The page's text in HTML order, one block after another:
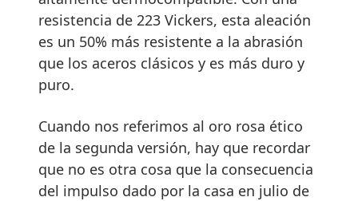
resistencia de 223 Vickers, esta aleación
es un 50% más resistente a la abrasión
que los aceros clásicos y es más duro y
puro.
Cuando nos referimos al oro rosa ético
de la segunda versión, hay que recordar
que no es otra cosa que la consecuencia
del impulso dado por la casa en julio de